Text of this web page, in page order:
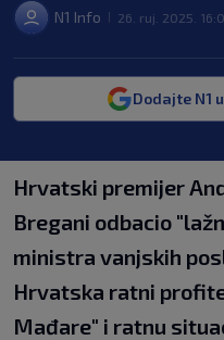
N1 Info 26. ruj. 2025.
Dodajte N1
Hrvatski premijer
Bregani odbacio
ministra vanjskih
Hrvatska ratni
Mađare" i ratnu